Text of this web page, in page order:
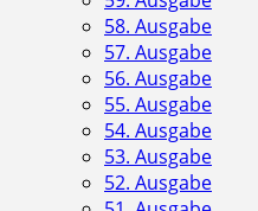
58. Ausgabe
57. Ausgabe
56. Ausgabe
55. Ausgabe
54. Ausgabe
53. Ausgabe
52. Ausgabe